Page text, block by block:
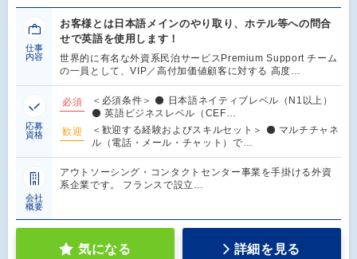
仕事
内容
お客様とは日本語メインのやり取り、ホテル等への問合
せで英語を使用します！
世界的に有名な外資系民泊サービスPremium Support チーム
の一員として、VIP／高付加価値顧客に対する 高度…
応募
資格
必須
＜必須条件＞ ⚫ 日本語ネイティブレベル（N1以上）
⚫ 英語ビジネスレベル（CEF…
歓迎
＜歓迎する経験およびスキルセット＞ ⚫ マルチチャネ
ル（電話・メール・チャット）で…
会社
概要
アウトソーシング・コンタクトセンター事業を手掛ける外資
系企業です。 フランスで設立…
気になる 詳細を見る